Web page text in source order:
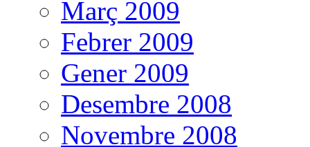
Març 2009
Febrer 2009
Gener 2009
Desembre 2008
Novembre 2008